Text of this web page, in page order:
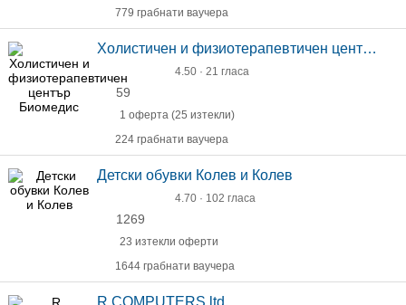
779 грабнати ваучера
Холистичен и физиотерапевтичен център Биомедис
4.50 · 21 гласа
59
1 оферта (25 изтекли)
224 грабнати ваучера
Детски обувки Колев и Колев
4.70 · 102 гласа
1269
23 изтекли оферти
1644 грабнати ваучера
R COMPUTERS ltd.